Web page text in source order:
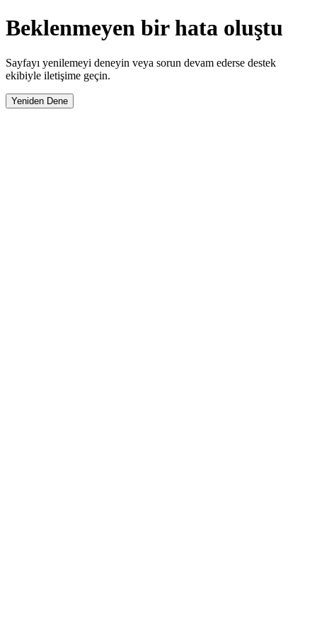
Beklenmeyen bir hata oluştu
Sayfayı yenilemeyi deneyin veya sorun devam ederse destek
ekibiyle iletişime geçin.
Yeniden Dene